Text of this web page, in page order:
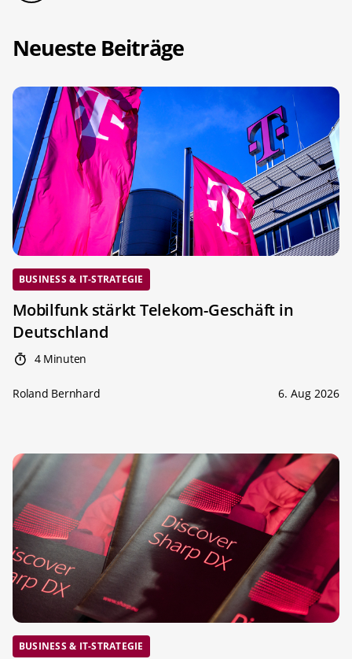
Neueste Beiträge
BUSINESS & IT-STRATEGIE
Mobilfunk stärkt Telekom-Geschäft in
Deutschland
4 Minuten
Roland Bernhard 6. Aug 2026
BUSINESS & IT-STRATEGIE